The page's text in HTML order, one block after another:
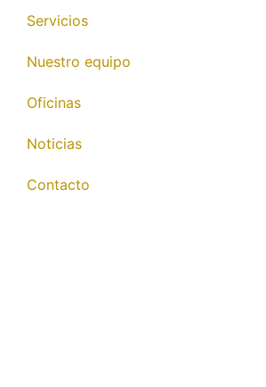
Servicios
Nuestro equipo
Oficinas
Noticias
Contacto